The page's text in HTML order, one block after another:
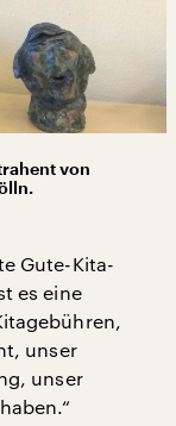
von
Gute-Kita-
es eine
unser
unser